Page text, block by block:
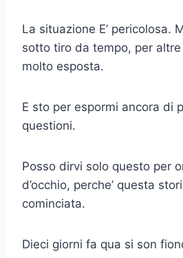
La situazione E’ pericolosa.
sotto tiro da tempo, per
molto esposta.
E sto per espormi ancora di
questioni.
Posso dirvi solo questo per
d’occhio, perche’ questa
cominciata.
Dieci giorni fa qua si son